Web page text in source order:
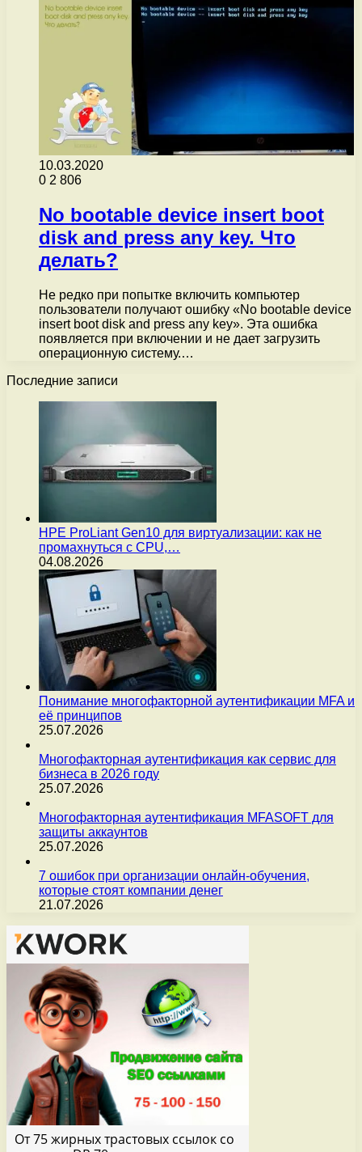
10.03.2020
0 2 806
No bootable device insert boot
disk and press any key. Что
делать?
Не редко при попытке включить компьютер
пользователи получают ошибку «No bootable device
insert boot disk and press any key». Эта ошибка
появляется при включении и не дает загрузить
операционную систему.…
Последние записи
HPE ProLiant Gen10 для виртуализации: как не
промахнуться с CPU,…
04.08.2026
Понимание многофакторной аутентификации MFA и
её принципов
25.07.2026
Многофакторная аутентификация как сервис для
бизнеса в 2026 году
25.07.2026
Многофакторная аутентификация MFASOFT для
защиты аккаунтов
25.07.2026
7 ошибок при организации онлайн-обучения,
которые стоят компании денег
21.07.2026